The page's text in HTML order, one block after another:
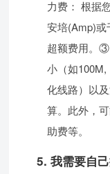
力费： 根据
安培(Amp)
超额费用。③
小（如
化线路）以
算。此外，
助费等。
5. 我需要自